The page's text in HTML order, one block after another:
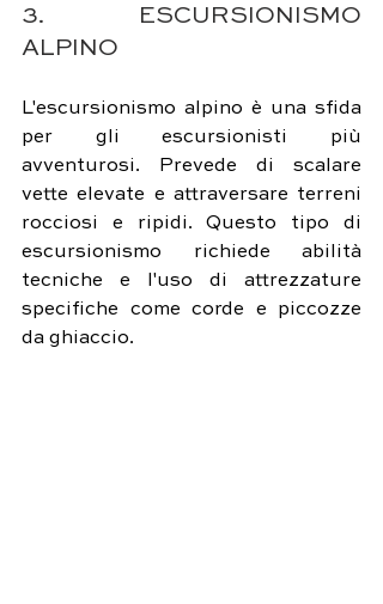
3. ESCURSIONISMO
ALPINO
L'escursionismo alpino è una sfida
per gli escursionisti più
avventurosi. Prevede di scalare
vette elevate e attraversare terreni
rocciosi e ripidi. Questo tipo di
escursionismo richiede abilità
tecniche e l'uso di attrezzature
specifiche come corde e piccozze
da ghiaccio.